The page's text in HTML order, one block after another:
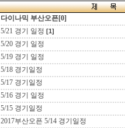
다이나믹 부산오픈[0]
5/21 경기 일정 [1]
5/20 경기 일정
5/19 경기 일정
5/18 경기일정
5/17 경기일정
5/16 경기 일정
5/15 경기일정
2017부산오픈 5/14 경기일정